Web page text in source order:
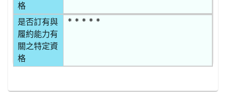
格
是否訂有與
履約能力有
關之特定資
格
* * * * *